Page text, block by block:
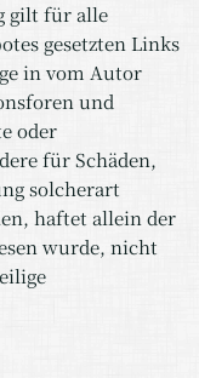
gilt für alle
gesetzten Links
in vom Autor
und
oder
für Schäden,
solcherart
haftet allein der
wurde, nicht